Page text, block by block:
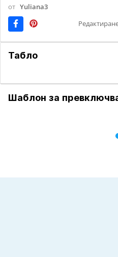
от Yuliana3
Табло
Шаблон за